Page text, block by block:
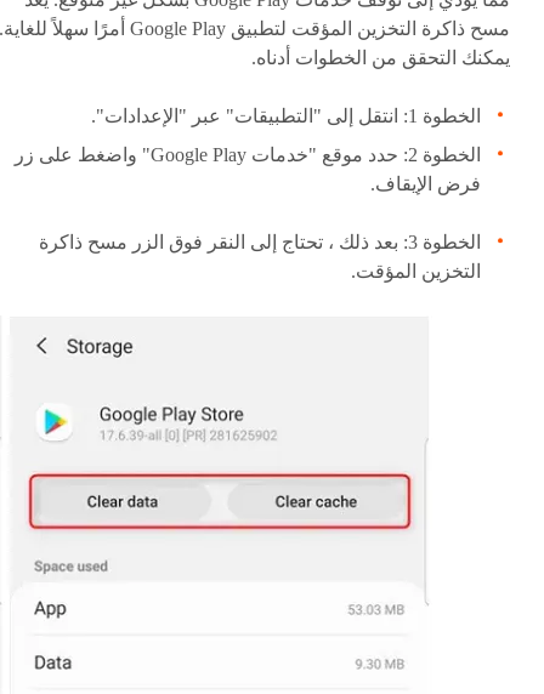
مسح ذاكرة التخزين المؤقت لتطبيق Google Play أمرًا سهلاً للغاية.
يمكنك التحقق من الخطوات أدناه.
الخطوة 1: انتقل إلى "التطبيقات" عبر "الإعدادات".
الخطوة 2: حدد موقع "خدمات Google Play" واضغط على زر
فرض الإيقاف.
الخطوة 3: بعد ذلك ، تحتاج إلى النقر فوق الزر مسح ذاكرة
التخزين المؤقت.